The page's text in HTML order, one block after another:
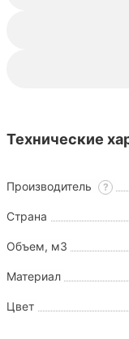
Технические
Производитель ?
Страна
Объем, м3
Материал
Цвет